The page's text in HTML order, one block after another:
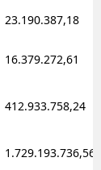
23.190.387,18
16.379.272,61
412.933.758,24
1.729.193.736,56